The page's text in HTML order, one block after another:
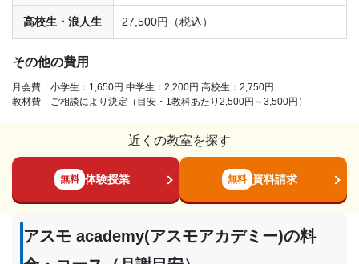
高校生・浪人生 27,500円（税込）
その他の費用
月会費 小学生：1,650円 中学生：2,200円 高校生：2,750円
教材費 ご相談により決定（目安・1教科あたり2,500円～3,500円）
近くの教室を探す
無料 体験授業 無料 資料請求
アスモ academy(アスモアカデミー)の料